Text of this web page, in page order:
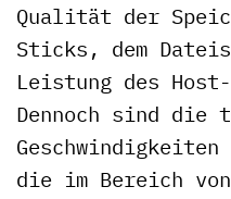
Qualität der
Sticks, dem
Leistung des
Dennoch sind die
die im Bereich